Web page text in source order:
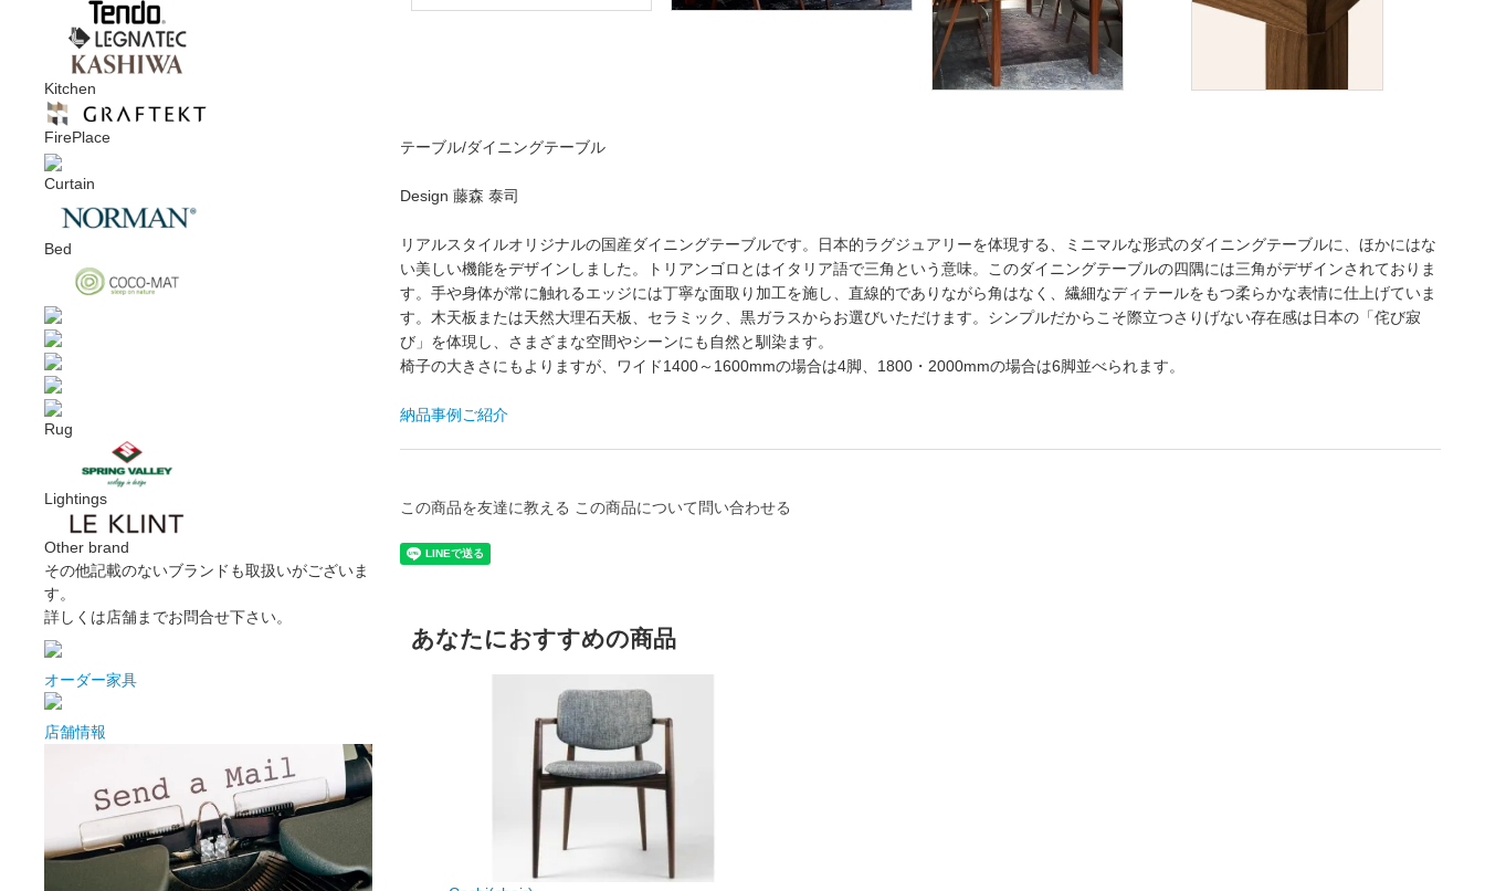
テーブル/ダイニングテーブル
Design 藤森 泰司
リアルスタイルオリジナルの国産ダイニングテーブルです。日本的ラグジュアリーを体現する、ミニマルな形式のダイニングテーブルに、ほかにはな
い美しい機能をデザインしました。トリアンゴロとはイタリア語で三角という意味。このダイニングテーブルの四隅には三角がデザインされておりま
す。手や身体が常に触れるエッジには丁寧な面取り加工を施し、直線的でありながら角はなく、繊細なディテールをもつ柔らかな表情に仕上げていま
す。木天板または天然大理石天板、セラミック、黒ガラスからお選びいただけます。シンプルだからこそ際立つさりげない存在感は日本の「侘び寂
び」を体現し、さまざまな空間やシーンにも自然と馴染ます。
椅子の大きさにもよりますが、ワイド1400～1600mmの場合は4脚、1800・2000mmの場合は6脚並べられます。
納品事例ご紹介
この商品を友達に教える この商品について問い合わせる
あなたにおすすめの商品
Kitchen
FirePlace
Curtain
Bed
Rug
Lightings
Other brand
その他記載のないブランドも取扱いがございま
す。
詳しくは店舗までお問合せ下さい。
オーダー家具
店舗情報